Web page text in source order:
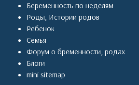
Беременность по неделям
Роды, Истории родов
Ребенок
Семья
Форум о бременности, родах
Блоги
mini sitemap